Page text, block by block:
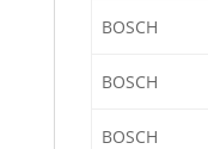
BOSCH
BOSCH
BOSCH